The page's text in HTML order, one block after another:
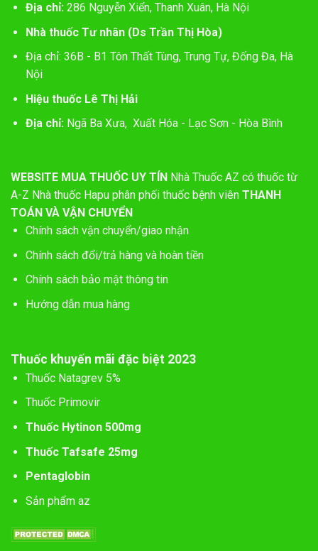
Địa chỉ:286 Nguyễn Xiển, Thanh Xuân, Hà Nội
Nhà thuốc Tư nhân (Ds Trần Thị Hòa)
Địa chỉ: 36B - B1 Tôn Thất Tùng, Trung Tự, Đống Đa, Hà
Nội
Hiệu thuốc Lê Thị Hải
Địa chỉ: Ngã Ba Xưa, Xuất Hóa - Lạc Sơn - Hòa Bình
WEBSITE MUA THUỐC UY TÍN Nhà Thuốc AZ có thuốc từ
A-Z Nhà thuốc Hapu phân phối thuốc bệnh viên THANH
TOÁN VÀ VẬN CHUYỂN
Chính sách vận chuyển/giao nhận
Chính sách đổi/trả hàng và hoàn tiền
Chính sách bảo mật thông tin
Hướng dẫn mua hàng
Thuốc khuyến mãi đặc biệt 2023
Thuốc Natagrev 5%
Thuốc Primovir
Thuốc Hytinon 500mg
Thuốc Tafsafe 25mg
Pentaglobin
Sản phẩm az